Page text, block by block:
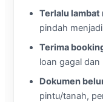
Terlalu lambat
pindah
Terima
loan gagal
Dokumen
pintu/tanah,